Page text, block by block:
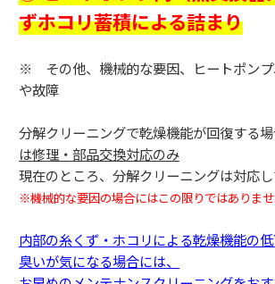
ずホコリ蓄積による詰まり
※ その他、機械的な要因、ヒートポンプ
や故障
分解クリーニングで乾燥機能が回復する場
は修理・部品交換対応のみ
現在のところ、分解クリーニングは対応し
※機械的な要因の場合にはこの限りではありませ
内部の糸くず・ホコリによる乾燥機能の
臭いが気になる場合には、